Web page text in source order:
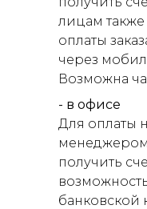
лицам
оплаты
через
Возможна
- в офисе
Для оплаты
получить
банковской